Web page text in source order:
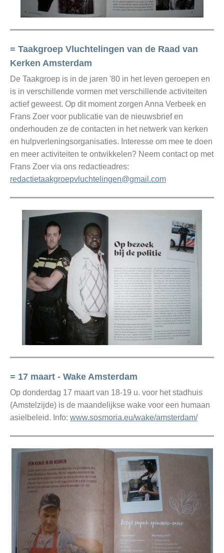
= Taakgroep Vluchtelingen van de Raad van
Kerken Amsterdam
De Taakgroep is in de jaren '80 in het leven geroepen en
is in verschillende vormen met verschillende activiteiten
actief geweest. Op dit moment zorgen Anna Verbeek en
Frans Zoer voor publicatie van de nieuwsbrief en
onderhouden ze de contacten in het netwerk van kerken
en hulpverleningsorganisaties. Interesse om mee te doen
en meer activiteiten te ontwikkelen? Neem contact op met
Frans Zoer via ons redactieadres:
redactietaakgroepvluchtelingen@gmail.com
= 17 maart - Wake Amsterdam
Op donderdag 17 maart van 18-19 u. voor het stadhuis
(Amstelzijde) is de maandelijkse wake voor een humaan
asielbeleid. Info: www.sosmoria.eu/wake/amsterdam/